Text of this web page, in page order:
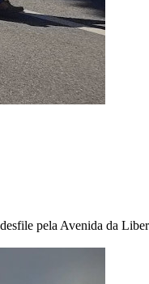
pela Avenida da